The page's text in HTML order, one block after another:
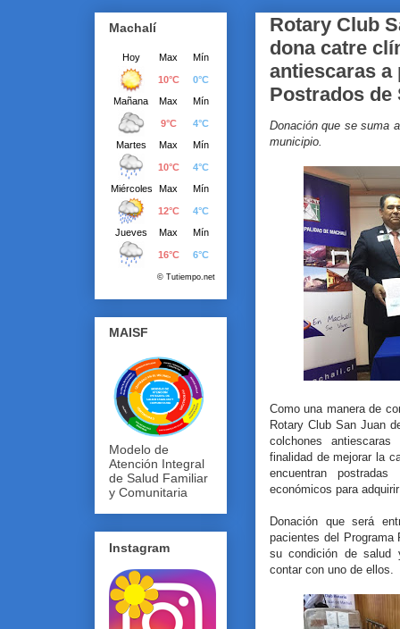
Rotary Club
dona catre
antiescaras a
Postrados de
Donación que se suma
municipio.
Como una manera de
Rotary Club San Juan
colchones
finalidad de mejorar la
encuentran
económicos para
Donación que será
pacientes del
su condición de salud
contar con uno de ellos.
Machalí
MAISF
Modelo de
Atención Integral
de Salud Familiar
y Comunitaria
Instagram